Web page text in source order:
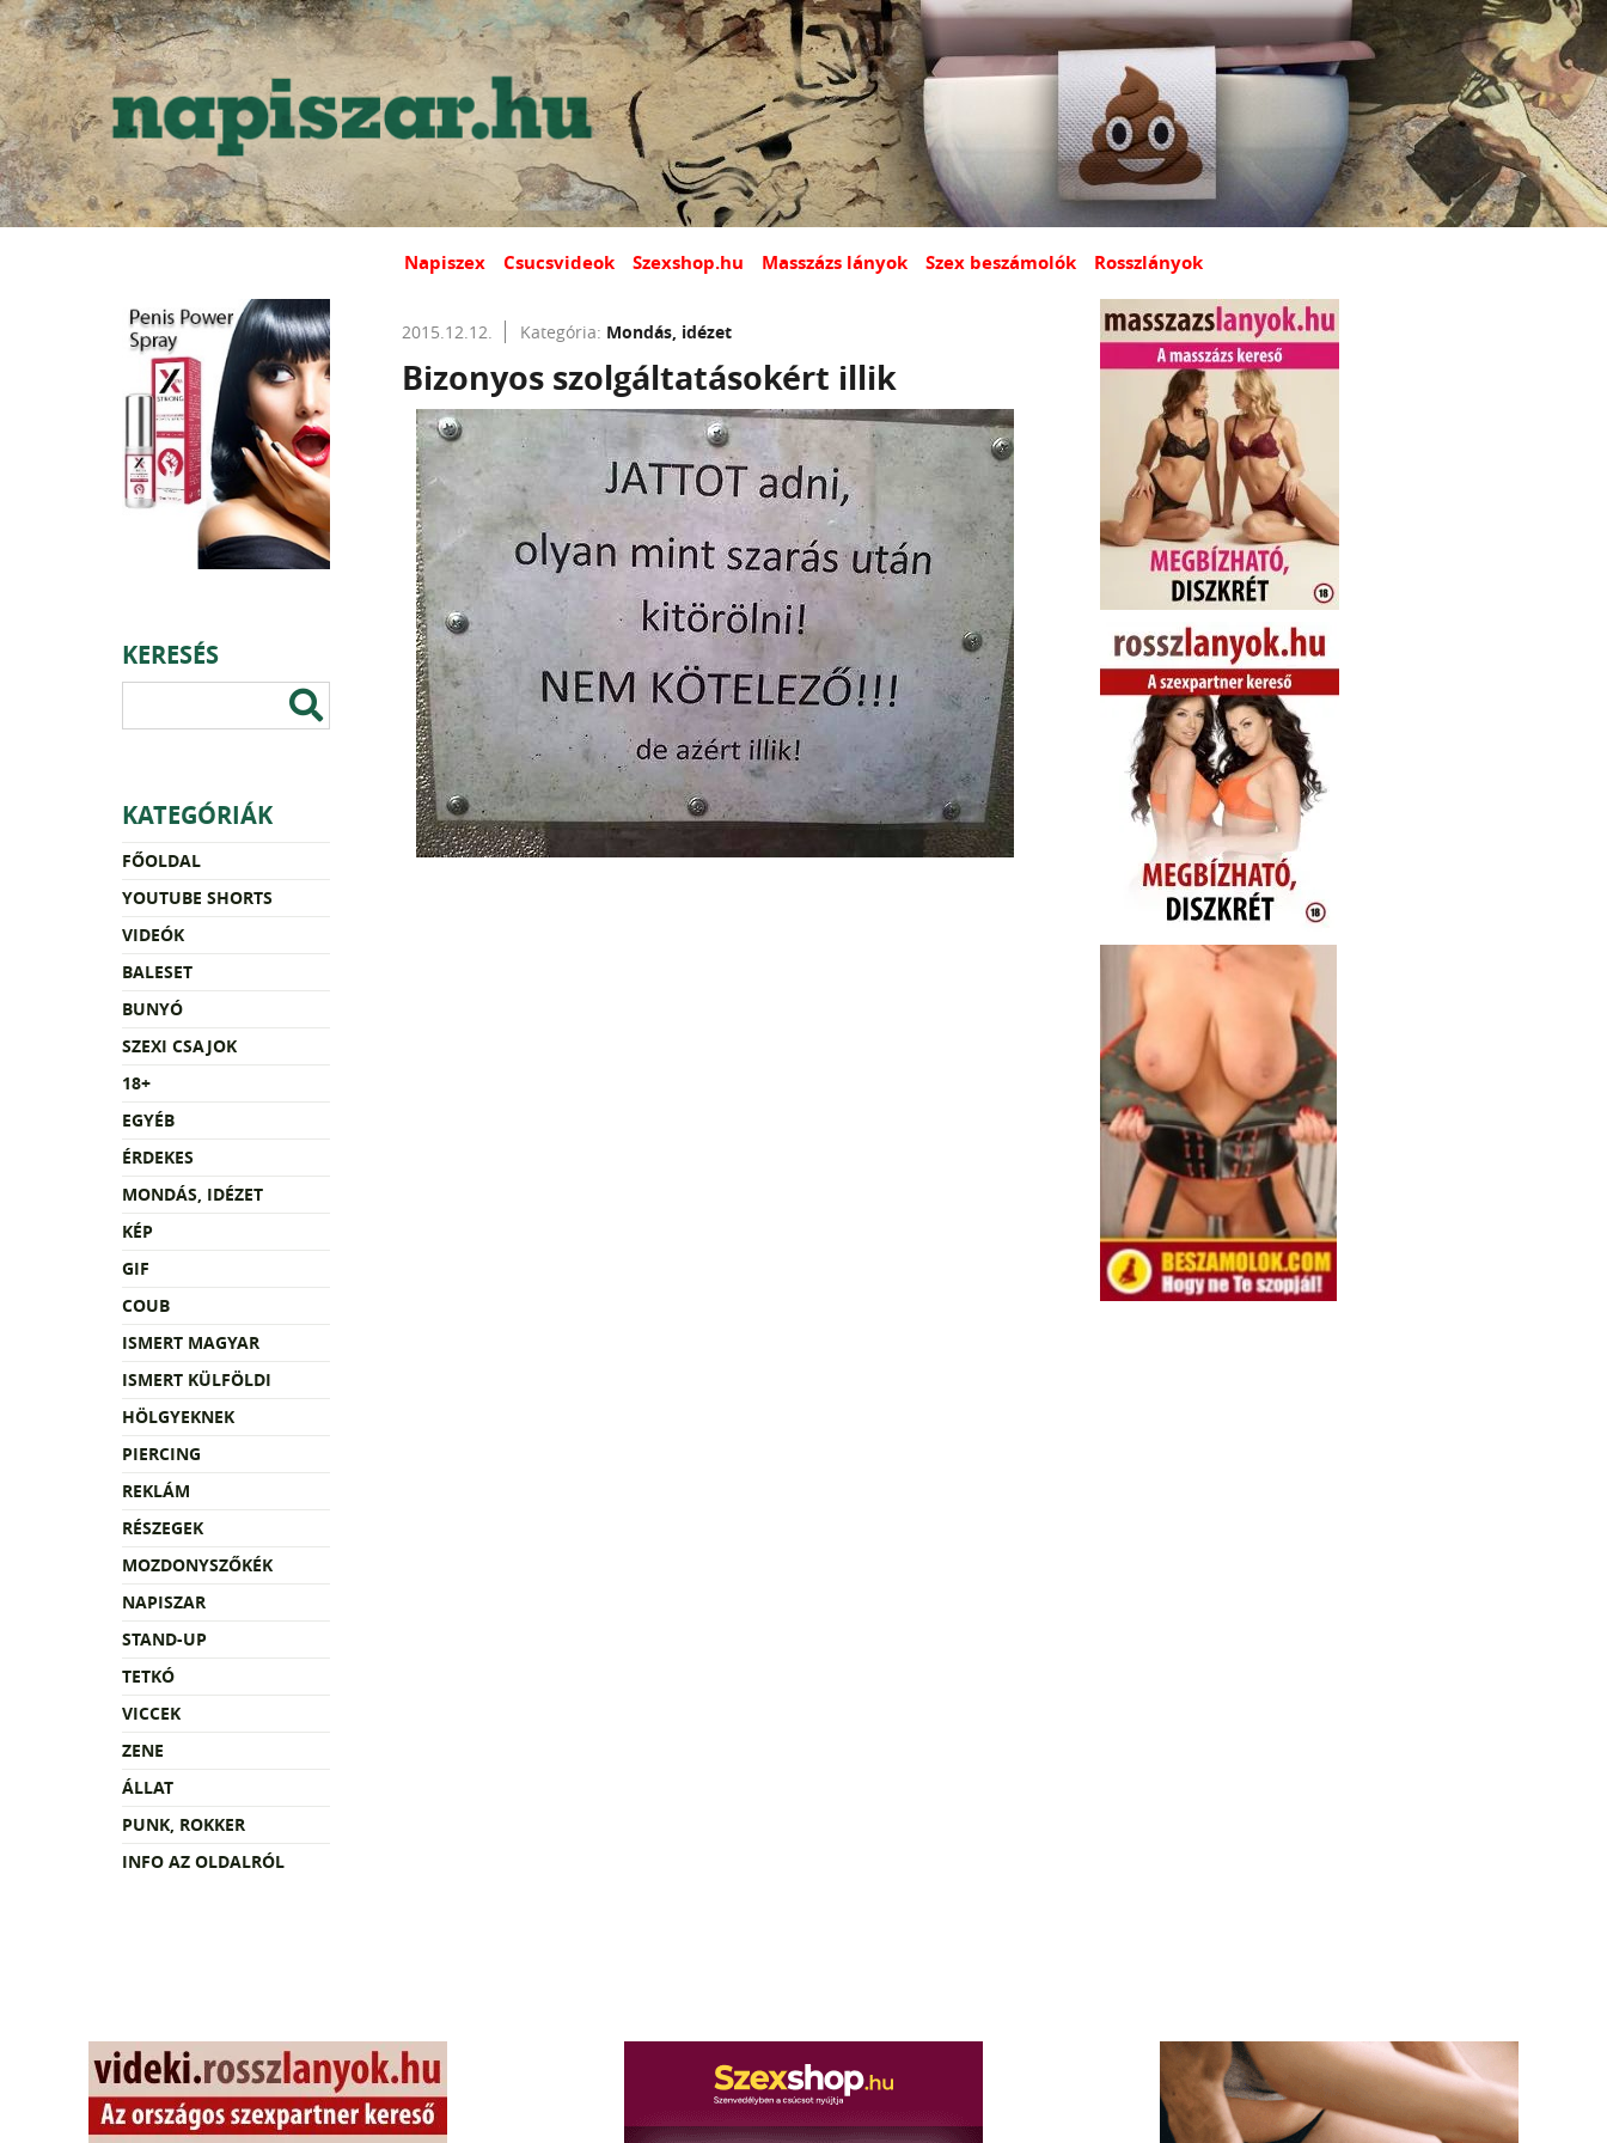
Napiszex Csucsvideok Szexshop.hu Masszázs lányok Szex beszámolók Rosszlányok
KERESÉS
KATEGÓRIÁK
FŐOLDAL
YOUTUBE SHORTS
VIDEÓK
BALESET
BUNYÓ
SZEXI CSAJOK
18+
EGYÉB
ÉRDEKES
MONDÁS, IDÉZET
KÉP
GIF
COUB
ISMERT MAGYAR
ISMERT KÜLFÖLDI
HÖLGYEKNEK
PIERCING
REKLÁM
RÉSZEGEK
MOZDONYSZŐKÉK
NAPISZAR
STAND-UP
TETKÓ
VICCEK
ZENE
ÁLLAT
PUNK, ROKKER
INFO AZ OLDALRÓL
2015.12.12. Kategória: Mondás, idézet
Bizonyos szolgáltatásokért illik